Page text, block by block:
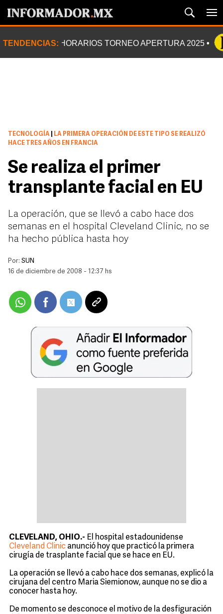
TENDENCIAS: HORARIOS TORNEO APERTURA 2025
TECNOLOGÍA
LA PRIMERA OPERACIÓN DE ESTE TIPO SE REALIZÓ
HACE TRES AÑOS EN FRANCIA
Se realiza el primer
transplante facial en EU
La operación, que se llevó a cabo hace dos
semanas en el hospital Cleveland Clinic, no se
ha hecho pública hasta hoy
Por: SUN
16 de diciembre de 2008 - 12:37 hs
CLEVELAND, OHIO.- El hospital estadounidense
Cleveland Clinic anunció hoy que practicó la primera
cirugía de trasplante facial que se hace en EU.
La operación se llevó a cabo hace dos semanas, explicó la
cirujana del centro Maria Siemionow, aunque no se dio a
conocer hasta hoy.
De momento se desconoce el motivo de la desfiguración